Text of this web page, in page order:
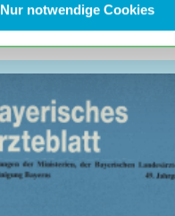
Nur notwendige Cookies